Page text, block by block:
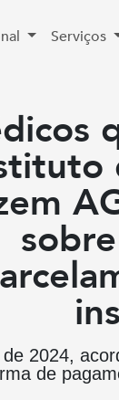
Serviços
2024,
de